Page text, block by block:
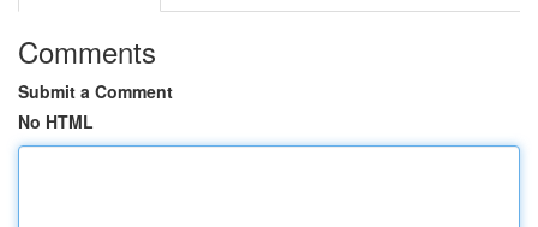
Comments
Submit a Comment
No HTML